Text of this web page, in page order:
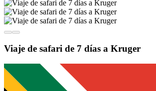
Viaje de safari de 7 días a Kruger